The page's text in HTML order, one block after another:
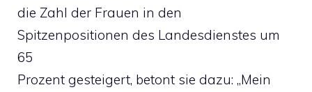
die Zahl der Frauen in den
Spitzenpositionen des Landesdienstes um
65
Prozent gesteigert, betont sie dazu: „Mein